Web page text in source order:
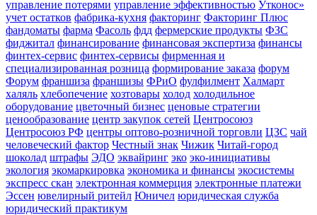
управление потерями управление эффективностью Утконос»
учет остатков фабрика-кухня факторинг Факторинг Плюс
фандоматы фарма Фасоль фдд фермерские продукты ФЗС
фиджитал финансирование финансовая экспертиза финансы
финтех-сервис финтех-сервисы фирменная и
специализированная розница формирование заказа форум
Форум франшиза франшизы ФРиО фулфилмент Халмарт
халяль хлебопечение хозтовары холод холодильное
оборудование цветочный бизнес ценовые стратегии
ценообразование центр закупок сетей Центросоюз
Центросоюз РФ центры оптово-розничной торговли ЦЗС чай
человеческий фактор Честный знак Чижик Читай-город
шоколад штрафы ЭДО эквайринг эко эко-инициативы
экология экомаркировка экономика и финансы экосистемы
экспресс скан электронная коммерция электронные платежи
Эссен ювелирный ритейл Юничел юридическая служба
юридический практикум